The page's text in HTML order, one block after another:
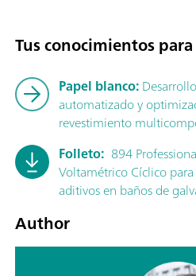
Tus conocimientos
Papel blanco:
automatizado y
revestimiento
Folleto: 894
Voltamétrico Cíclico
aditivos en baños de
Author